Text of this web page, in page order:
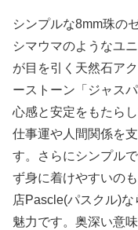
シンプルな8mm珠の
シマウマのようなユ
が目を引く天然石ア
ーストーン「ジャス
心感と安定をもたら
仕事運や人間関係を
す。さらにシンプル
ず身に着けやすいの
店Pascle(パスクル)
魅力です。奥深い意